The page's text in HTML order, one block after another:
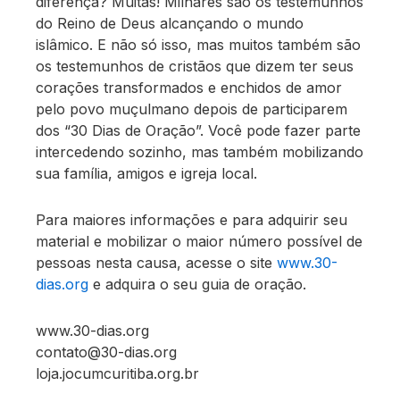
do Reino de Deus alcançando o mundo
islâmico. E não só isso, mas muitos também são
os testemunhos de cristãos que dizem ter seus
corações transformados e enchidos de amor
pelo povo muçulmano depois de participarem
dos “30 Dias de Oração”. Você pode fazer parte
intercedendo sozinho, mas também mobilizando
sua família, amigos e igreja local.
Para maiores informações e para adquirir seu
material e mobilizar o maior número possível de
pessoas nesta causa, acesse o sitewww.30-
dias.org e adquira o seu guia de oração.
www.30-dias.org
contato@30-dias.org
loja.jocumcuritiba.org.br